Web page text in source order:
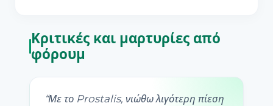
Κριτικές και μαρτυρίες από
φόρουμ
“Με το Prostalis, νιώθω λιγότερη πίεση